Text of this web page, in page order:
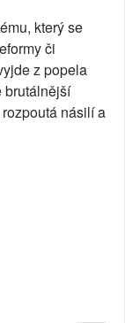
který se
či
z popela
brutálnější
násilí a